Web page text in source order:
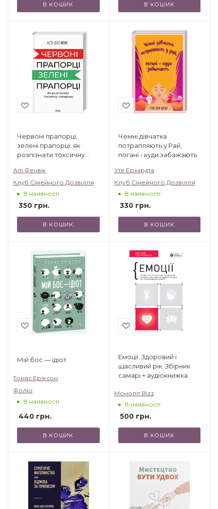
В КОШИК В КОШИК
Червоні прапорці,
зелені прапорці: як
розпізнати токсичну
Алі Фенвік
Клуб Сімейного Дозвілля
В наявності
350 грн.
В КОШИК
Чемні дівчатка
потрапляють у Рай,
погані - куди забажають
Уте Ерхардта
Клуб Сімейного Дозвілля
В наявності
330грн.
В КОШИК
Мій бос — ідіот
Томас Еріксон
Фоліо
В наявності
440 грн.
В КОШИК
Емоції. Здоровий і
щасливий рік. Збірник
самарі + аудіокнижка
Моноліт Bizz
В наявності
500грн.
В КОШИК